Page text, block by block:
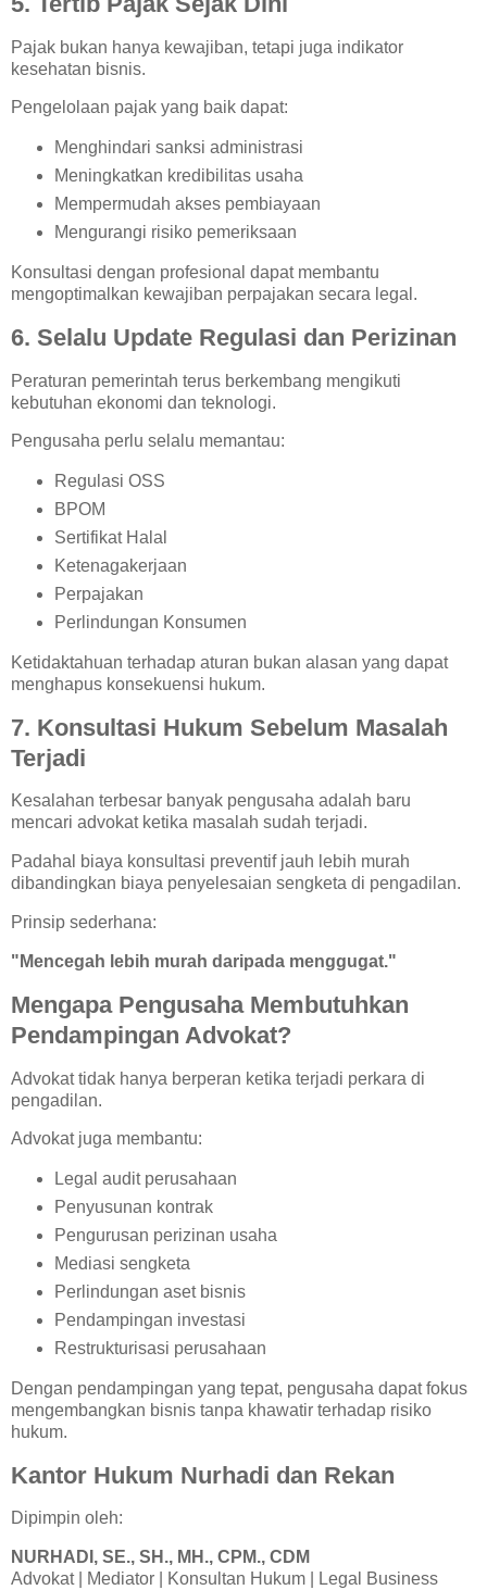
Pajak bukan hanya kewajiban, tetapi juga indikator
kesehatan bisnis.
Pengelolaan pajak yang baik dapat:
Menghindari sanksi administrasi
Meningkatkan kredibilitas usaha
Mempermudah akses pembiayaan
Mengurangi risiko pemeriksaan
Konsultasi dengan profesional dapat membantu
mengoptimalkan kewajiban perpajakan secara legal.
6. Selalu Update Regulasi dan Perizinan
Peraturan pemerintah terus berkembang mengikuti
kebutuhan ekonomi dan teknologi.
Pengusaha perlu selalu memantau:
Regulasi OSS
BPOM
Sertifikat Halal
Ketenagakerjaan
Perpajakan
Perlindungan Konsumen
Ketidaktahuan terhadap aturan bukan alasan yang dapat
menghapus konsekuensi hukum.
7. Konsultasi Hukum Sebelum Masalah
Terjadi
Kesalahan terbesar banyak pengusaha adalah baru
mencari advokat ketika masalah sudah terjadi.
Padahal biaya konsultasi preventif jauh lebih murah
dibandingkan biaya penyelesaian sengketa di pengadilan.
Prinsip sederhana:
"Mencegah lebih murah daripada menggugat."
Mengapa Pengusaha Membutuhkan
Pendampingan Advokat?
Advokat tidak hanya berperan ketika terjadi perkara di
pengadilan.
Advokat juga membantu:
Legal audit perusahaan
Penyusunan kontrak
Pengurusan perizinan usaha
Mediasi sengketa
Perlindungan aset bisnis
Pendampingan investasi
Restrukturisasi perusahaan
Dengan pendampingan yang tepat, pengusaha dapat fokus
mengembangkan bisnis tanpa khawatir terhadap risiko
hukum.
Kantor Hukum Nurhadi dan Rekan
Dipimpin oleh:
NURHADI, SE., SH., MH., CPM., CDM
Advokat | Mediator | Konsultan Hukum | Legal Business